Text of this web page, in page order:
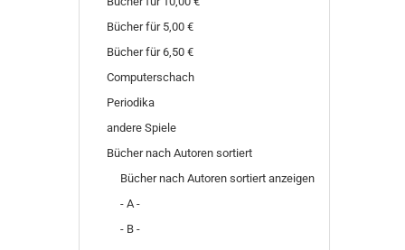
Bücher für 5,00 €
Bücher für 6,50 €
Computerschach
Periodika
andere Spiele
Bücher nach Autoren sortiert
Bücher nach Autoren sortiert anzeigen
- A -
- B -